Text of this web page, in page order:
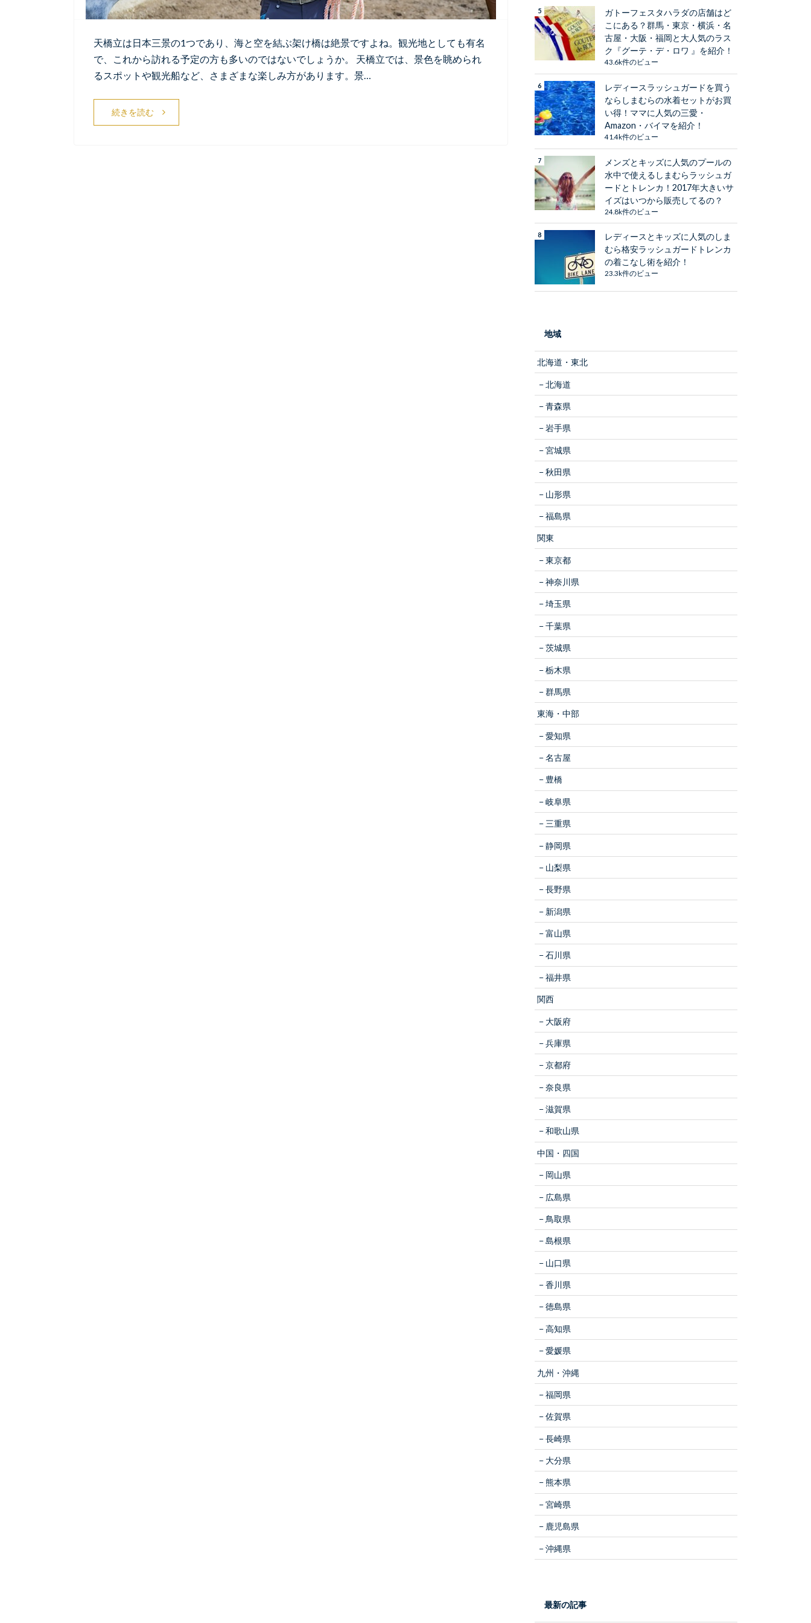
天橋立は日本三景の1つであり、海と空を結ぶ架け橋は絶景ですよね。観光地としても有名
で、これから訪れる予定の方も多いのではないでしょうか。 天橋立では、景色を眺められ
るスポットや観光船など、さまざまな楽しみ方があります。景…
続きを読む
ガトーフェスタハラダの店舗はど
こにある？群馬・東京・横浜・名
古屋・大阪・福岡と大人気のラス
ク『グーテ・デ・ロワ 』を紹介！
43.6k件のビュー
レディースラッシュガードを買う
ならしまむらの水着セットがお買
い得！ママに人気の三愛・
Amazon・バイマを紹介！
41.4k件のビュー
メンズとキッズに人気のプールの
水中で使えるしまむらラッシュガ
ードとトレンカ！2017年大きいサ
イズはいつから販売してるの？
24.8k件のビュー
レディースとキッズに人気のしま
むら格安ラッシュガードトレンカ
の着こなし術を紹介！
23.3k件のビュー
地域
北海道・東北
北海道
青森県
岩手県
宮城県
秋田県
山形県
福島県
関東
東京都
神奈川県
埼玉県
千葉県
茨城県
栃木県
群馬県
東海・中部
愛知県
名古屋
豊橋
岐阜県
三重県
静岡県
山梨県
長野県
新潟県
富山県
石川県
福井県
関西
大阪府
兵庫県
京都府
奈良県
滋賀県
和歌山県
中国・四国
岡山県
広島県
鳥取県
島根県
山口県
香川県
徳島県
高知県
愛媛県
九州・沖縄
福岡県
佐賀県
長崎県
大分県
熊本県
宮崎県
鹿児島県
沖縄県
最新の記事